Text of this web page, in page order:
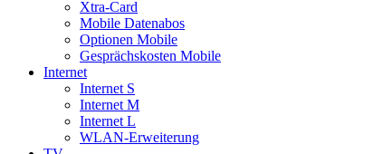
Xtra-Card
Mobile Datenabos
Optionen Mobile
Gesprächskosten Mobile
Internet
Internet S
Internet M
Internet L
WLAN-Erweiterung